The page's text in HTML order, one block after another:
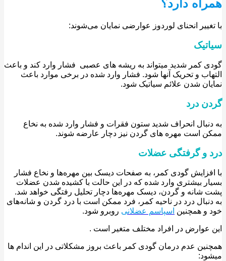
دارد؟
انحنای لوردوز عوارضی نمایان می‌شوند:
کمر شدید میتواند به ریشه های عصبی فشار وارد کند و باعث
و تحریک آنها شود. فشار وارد شده در برخی موارد باعث
شدن علائم سیاتیک شود.
درد
انحراف شدید ستون فقرات و فشار وارد شده به نخاع
است مهره های گردن نیز دچار عارضه شوند.
و گرفتگی عضلات
گودی کمر، به صفحات دیسک بین مهره‌ها و نخاع فشار
بیشتری وارد شده که در این حالت با کشیده شدن عضلات
شانه و گردن، دیسک مهره‌ها دچار تحلیل رفتگی خواهد شد.
درد در ناحیه کمر، فرد ممکن است با درد گردن و شانه‌های
و همچنیناسپاسم عضلانیروبرو شود.
عوارض در افراد مختلف متغیر است .
عدم درمان گودی کمر باعث بروز مشکلاتی در این اندام ها